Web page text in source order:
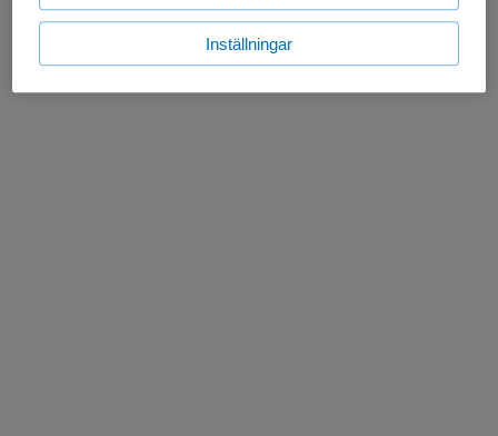
Inställningar